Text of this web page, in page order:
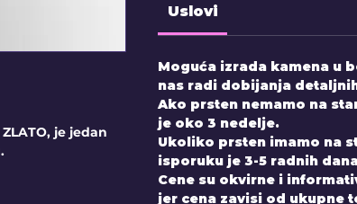
ZLATO, je jedan
Uslovi
Moguća izrada kamena u
nas radi dobijanja
Ako prsten nemamo na
je oko 3 nedelje.
Ukoliko prsten imamo na
isporuku je 3-5 radnih
Cene su okvirne i
jer cena zavisi od ukupne